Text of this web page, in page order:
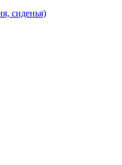
сиденья)